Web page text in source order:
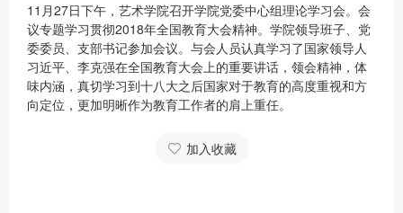
11月27日下午，艺术学院召开学院党委中心组理论学习会。会
议专题学习贯彻2018年全国教育大会精神。学院领导班子、党
委委员、支部书记参加会议。与会人员认真学习了国家领导人
习近平、李克强在全国教育大会上的重要讲话，领会精神，体
味内涵，真切学习到十八大之后国家对于教育的高度重视和方
向定位，更加明晰作为教育工作者的肩上重任。
加入收藏